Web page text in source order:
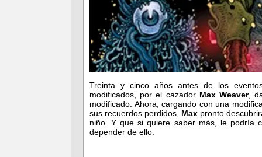
Treinta y cinco años antes de los
modificados, por el cazador Max Weaver,
modificado. Ahora, cargando con una
sus recuerdos perdidos, Max pronto
niño. Y que si quiere saber más, le podría
depender de ello.